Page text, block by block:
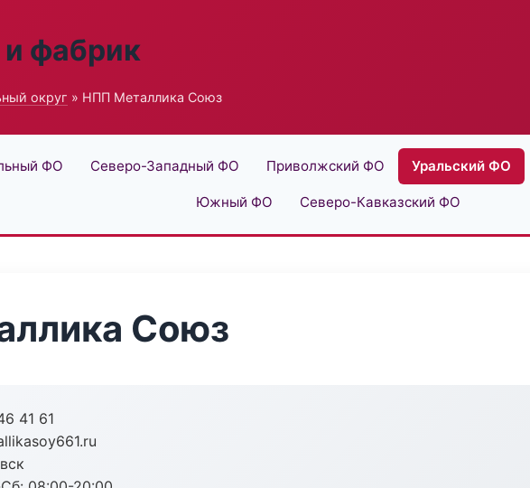
и фабрик
округ » НПП Металлика Союз
ФО Северо-Западный ФО Приволжский ФО Уральский ФО
Южный ФО Северо-Кавказский ФО
Союз
41 61